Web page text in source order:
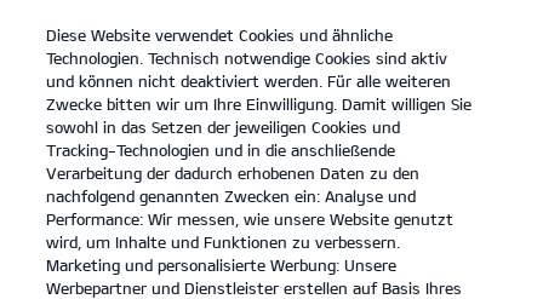
open
menu
KONTAKT
Technische Daten
... ... TECHNISCHE DATEN
DER KIA NIRO - TECHNISCHE DATEN
Diese Website verwendet Cookies und ähnliche
Technologien. Technisch notwendige Cookies sind aktiv
und können nicht deaktiviert werden. Für alle weiteren
Zwecke bitten wir um Ihre Einwilligung. Damit willigen Sie
sowohl in das Setzen der jeweiligen Cookies und
Tracking-Technologien und in die anschließende
Verarbeitung der dadurch erhobenen Daten zu den
nachfolgend genannten Zwecken ein: Analyse und
Performance: Wir messen, wie unsere Website genutzt
wird, um Inhalte und Funktionen zu verbessern.
Marketing und personalisierte Werbung: Unsere
Werbepartner und Dienstleister erstellen auf Basis Ihres